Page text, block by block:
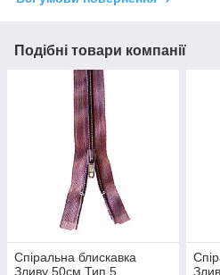
Подібні товари компанії
Спіральна блискавка
Зливу 50см Тип 5